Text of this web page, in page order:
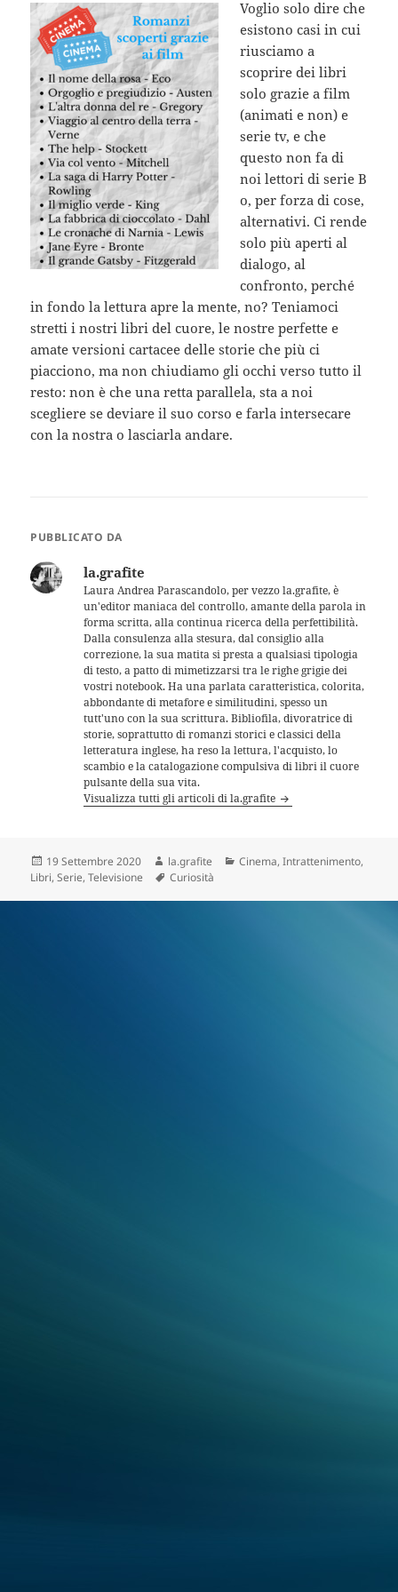
Voglio solo dire che
esistono casi in cui
riusciamo a
scoprire dei libri
solo grazie a film
(animati e non) e
serie tv, e che
questo non fa di
noi lettori di serie B
o, per forza di cose,
alternativi. Ci rende
solo più aperti al
dialogo, al
confronto, perché
in fondo la lettura apre la mente, no? Teniamoci
stretti i nostri libri del cuore, le nostre perfette e
amate versioni cartacee delle storie che più ci
piacciono, ma non chiudiamo gli occhi verso tutto il
resto: non è che una retta parallela, sta a noi
scegliere se deviare il suo corso e farla intersecare
con la nostra o lasciarla andare.
PUBBLICATO DA
la.grafite
Laura Andrea Parascandolo, per vezzo la.grafite, è
un'editor maniaca del controllo, amante della parola in
forma scritta, alla continua ricerca della perfettibilità.
Dalla consulenza alla stesura, dal consiglio alla
correzione, la sua matita si presta a qualsiasi tipologia
di testo, a patto di mimetizzarsi tra le righe grigie dei
vostri notebook. Ha una parlata caratteristica, colorita,
abbondante di metafore e similitudini, spesso un
tutt'uno con la sua scrittura. Bibliofila, divoratrice di
storie, soprattutto di romanzi storici e classici della
letteratura inglese, ha reso la lettura, l'acquisto, lo
scambio e la catalogazione compulsiva di libri il cuore
pulsante della sua vita.
Visualizza tutti gli articoli di la.grafite
Scritto
il
19 Settembre 2020 Autore
la.grafite Categorie
Cinema,Intrattenimento,
Libri,Serie,Televisione Tag
Curiosità